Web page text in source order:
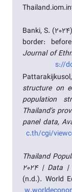
Banki, S.
border:
Journal of
s://
structure on
population
Thailand’s
panel data,
c.th/cgi/
Thailand
2024 | Data |
(n.d.). World